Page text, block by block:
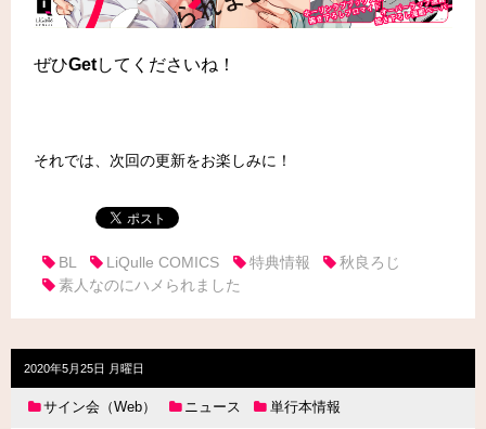
ぜひGetしてくださいね！
それでは、次回の更新をお楽しみに！
BL LiQulle COMICS 特典情報
秋良ろじ
素人なのにハメられました
2020年5月25日 月曜日
サイン会（Web） ニュース 単行本情報